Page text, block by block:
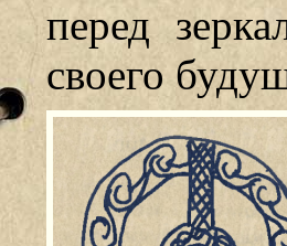
перед
своего